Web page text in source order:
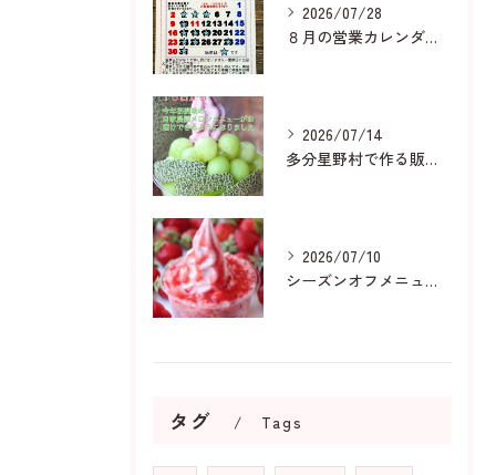
2026/07/28
８月の営業カレンダーです
2026/07/14
多分星野村で作る販売用メロンは
2026/07/10
シーズンオフメニューも人気です
タグ Tags